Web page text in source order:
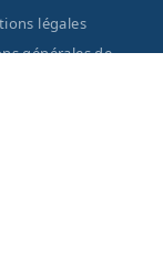
légales
générales de